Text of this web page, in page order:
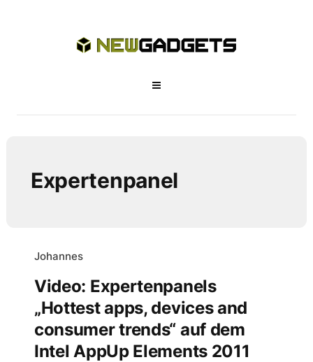
Expertenpanel
Johannes
Video: Expertenpanels
„Hottest apps, devices and
consumer trends“ auf dem
Intel AppUp Elements 2011